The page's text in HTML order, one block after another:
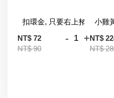
NT$ 72
NT$ 90
- +NT$
NT$